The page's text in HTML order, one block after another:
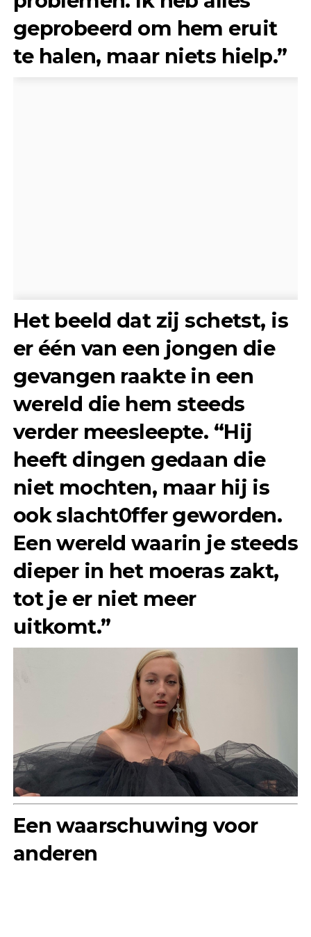
geprobeerd om hem eruit
te halen, maar niets hielp.”
Het beeld dat zij schetst, is
er één van een jongen die
gevangen raakte in een
wereld die hem steeds
verder meesleepte. “Hij
heeft dingen gedaan die
niet mochten, maar hij is
ook slacht0ffer geworden.
Een wereld waarin je steeds
dieper in het moeras zakt,
tot je er niet meer
uitkomt.”
Een waarschuwing voor
anderen